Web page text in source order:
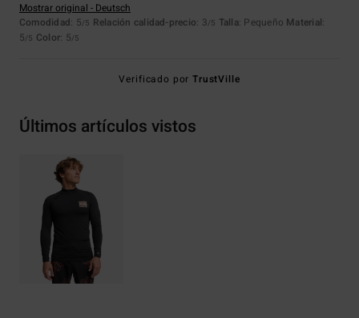
Mostrar original - Deutsch
Comodidad: 5/5 Relación calidad-precio: 3/5 Talla: Pequeño Material:
5/5 Color: 5/5
Verificado porTrustVille
Últimos artículos vistos